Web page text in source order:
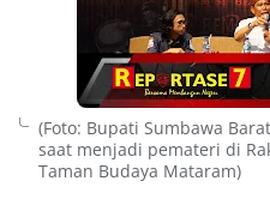
(Foto: Bupati Sumbawa
saat menjadi pemateri di
Taman Budaya Mataram)